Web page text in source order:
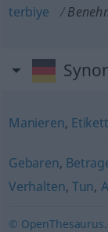
terbiye
Manieren,
Gebaren,
Verhalten, Tun,
©